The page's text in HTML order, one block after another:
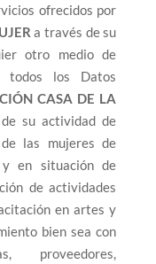
ofrecidos por
a través de su
otro medio de
todos los Datos
CASA DE LA
su actividad de
las mujeres de
y en situación de
de actividades
en artes y
bien sea con
proveedores,